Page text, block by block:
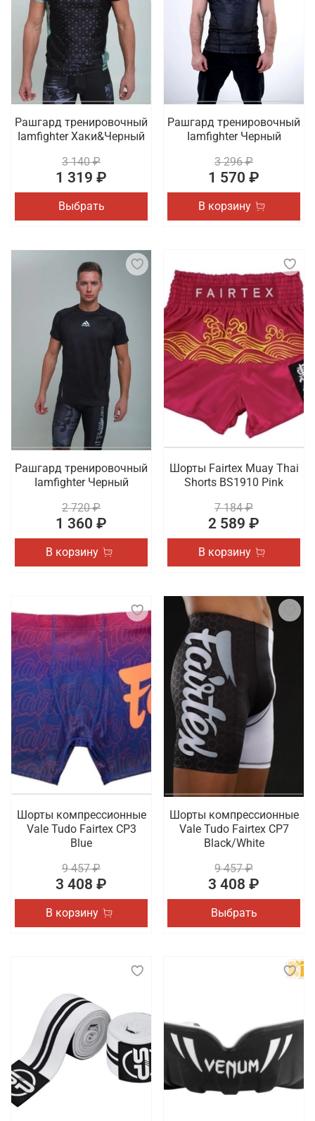
Рашгард тренировочный
Iamfighter Хаки&Черный
3 140 ₽
1 319 ₽
Выбрать
Рашгард тренировочный
Iamfighter Черный
3 296 ₽
1 570 ₽
В корзину
Рашгард тренировочный
Iamfighter Черный
2 720 ₽
1 360 ₽
В корзину
Шорты Fairtex Muay Thai
Shorts BS1910 Pink
7 184 ₽
2 589 ₽
В корзину
Шорты компрессионные
Vale Tudo Fairtex CP3
Blue
9 457 ₽
3 408 ₽
В корзину
Шорты компрессионные
Vale Tudo Fairtex CP7
Black/White
9 457 ₽
3 408 ₽
Выбрать